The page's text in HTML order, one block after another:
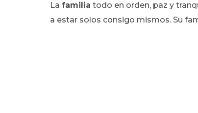
La familia todo en orden, paz y
a estar solos consigo mismos. Su